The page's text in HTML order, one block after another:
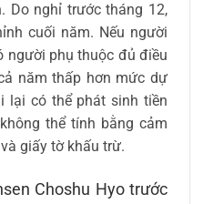
Do nghỉ trước tháng 12,
cuối năm. Nếu người
người phụ thuộc đủ điều
năm thấp hơn mức dự
lại có thể phát sinh tiền
thể tính bằng cảm
giấy tờ khấu trừ.
Choshu Hyo trước